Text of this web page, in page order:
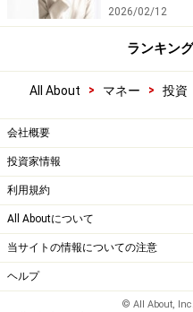
2026/02/12
ランキン
All About > マネー > 投資
会社概要
投資家情報
利用規約
All Aboutについて
当サイトの情報についての注意
ヘルプ
© All About,